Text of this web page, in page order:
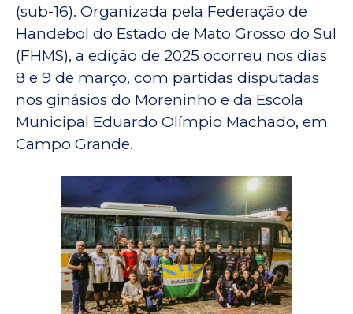
(sub-16). Organizada pela Federação de
Handebol do Estado de Mato Grosso do Sul
(FHMS), a edição de 2025 ocorreu nos dias
8 e 9 de março, com partidas disputadas
nos ginásios do Moreninho e da Escola
Municipal Eduardo Olímpio Machado, em
Campo Grande.